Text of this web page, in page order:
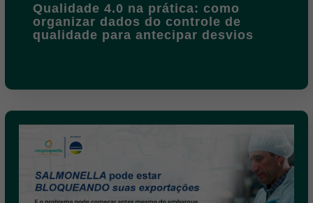
Qualidade 4.0 na prática: como
organizar dados do controle de
qualidade para antecipar desvios